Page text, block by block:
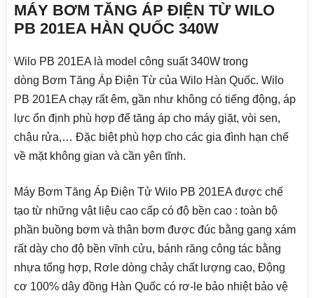
MÁY BƠM TĂNG ÁP ĐIỆN TỪ WILO
PB 201EA HÀN QUỐC 340W
Wilo PB 201EA là model công suất 340W trong
dòng Bơm Tăng Áp Điện Từ của Wilo Hàn Quốc. Wilo
PB 201EA chạy rất êm, gần như không có tiếng động, áp
lực ổn định phù hợp để tăng áp cho máy giặt, vòi sen,
chậu rửa,… Đặc biệt phù hợp cho các gia đình hạn chế
về mặt không gian và cần yên tĩnh.
Máy Bơm Tăng Áp Điện Tử Wilo PB 201EA được chế
tạo từ những vật liệu cao cấp có độ bền cao : toàn bộ
phần buồng bơm và thân bơm được đúc bằng gang xám
rất dày cho độ bền vĩnh cửu, bánh răng công tác bằng
nhựa tổng hợp, Rơle dòng chảy chất lượng cao, Động
cơ 100% dây đồng Hàn Quốc có rơ-le bảo nhiệt bảo vệ